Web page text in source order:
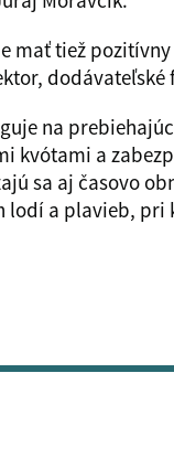
mať tiež
na
kvótami a
sa aj časovo
lodí a plavieb,